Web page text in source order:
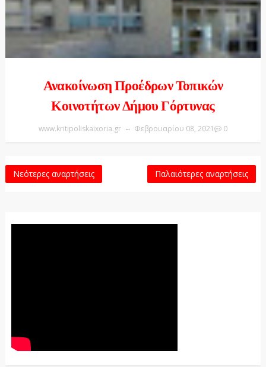
Ανακοίνωση Προέδρων Τοπικών
Κοινοτήτων Δήμου Γόρτυνας
www.kritipoliskaixoria.gr Φεβρουαρίου 08, 2021 0
Νεότερες αναρτήσεις Παλαιότερες αναρτήσεις